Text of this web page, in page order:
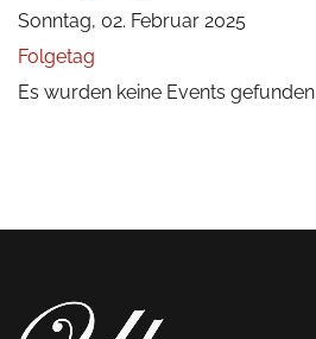
Sonntag, 02. Februar 2025
Folgetag
Es wurden keine Events gefunden